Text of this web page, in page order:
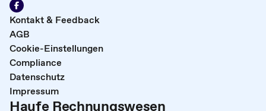
Kontakt & Feedback
AGB
Cookie-Einstellungen
Compliance
Datenschutz
Impressum
Haufe Rechnungswesen